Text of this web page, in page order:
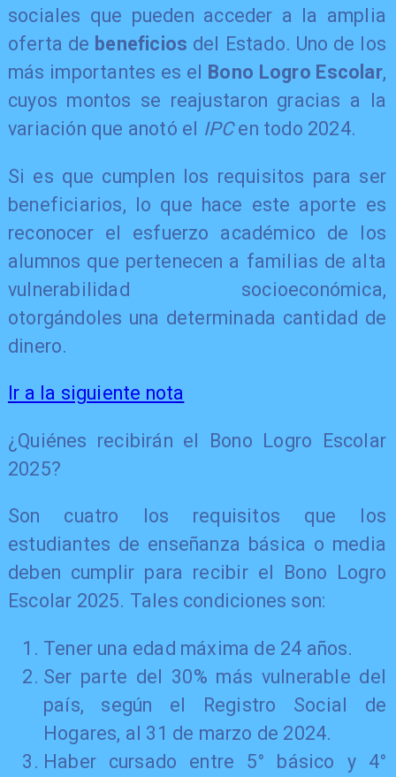
sociales que pueden acceder a la amplia
oferta de beneficios del Estado. Uno de los
más importantes es el Bono Logro Escolar,
cuyos montos se reajustaron gracias a la
variación que anotó el IPCen todo 2024.
Si es que cumplen los requisitos para ser
beneficiarios, lo que hace este aporte es
reconocer el esfuerzo académico de los
alumnos que pertenecen a familias de alta
vulnerabilidad socioeconómica,
otorgándoles una determinada cantidad de
dinero.
Ir a la siguiente nota
¿Quiénes recibirán el Bono Logro Escolar
2025?
Son cuatro los requisitos que los
estudiantes de enseñanza básica o media
deben cumplir para recibir el Bono Logro
Escolar 2025. Tales condiciones son:
Tener una edad máxima de 24 años.
Ser parte del 30% más vulnerable del
país, según el Registro Social de
Hogares, al 31 de marzo de 2024.
Haber cursado entre 5° básico y 4°